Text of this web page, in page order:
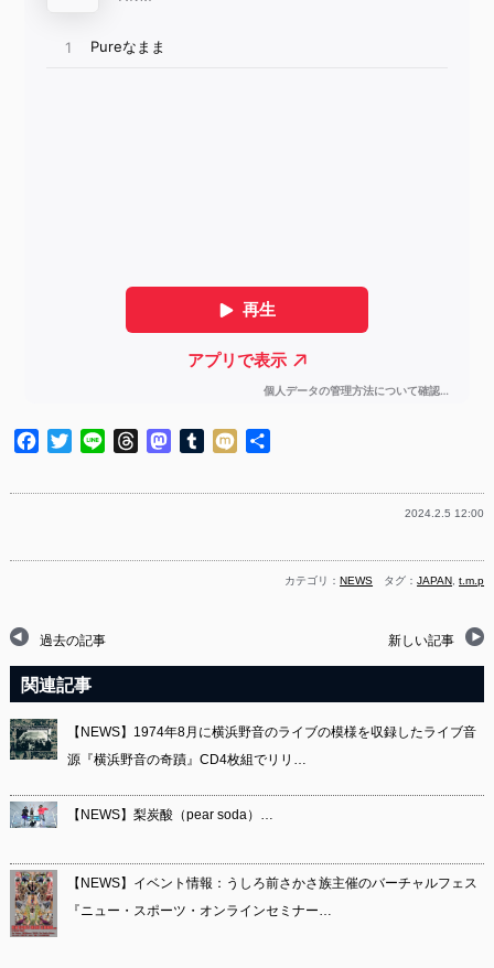
Facebook
TwitterLine ThreadsMastodon
Tumblr
Mixi
2024.2.5 12:00
カテゴリ：NEWS タグ：JAPAN ,t.m.p
過去の記事 新しい記事
関連記事
【NEWS】1974年8月に横浜野音のライブの模様を収録したライブ音
源『横浜野音の奇蹟』CD4枚組でリリ…
【NEWS】梨炭酸（pear soda）…
【NEWS】イベント情報：うしろ前さかさ族主催のバーチャルフェス
『ニュー・スポーツ・オンラインセミナー…